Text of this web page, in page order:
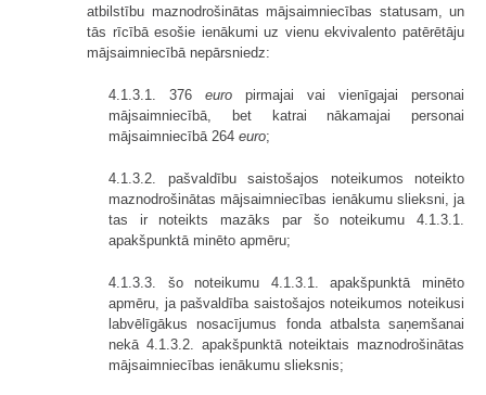
atbilstību maznodrošinātas mājsaimniecības statusam, un
tās rīcībā esošie ienākumi uz vienu ekvivalento patērētāju
mājsaimniecībā nepārsniedz:
4.1.3.1. 376 euro pirmajai vai vienīgajai personai
mājsaimniecībā, bet katrai nākamajai personai
mājsaimniecībā 264 euro;
4.1.3.2. pašvaldību saistošajos noteikumos noteikto
maznodrošinātas mājsaimniecības ienākumu slieksni, ja
tas ir noteikts mazāks par šo noteikumu 4.1.3.1.
apakšpunktā minēto apmēru;
4.1.3.3. šo noteikumu 4.1.3.1. apakšpunktā minēto
apmēru, ja pašvaldība saistošajos noteikumos noteikusi
labvēlīgākus nosacījumus fonda atbalsta saņemšanai
nekā 4.1.3.2. apakšpunktā noteiktais maznodrošinātas
mājsaimniecības ienākumu slieksnis;